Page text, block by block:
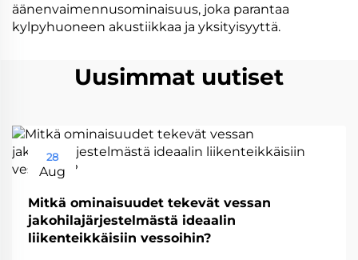
äänenvaimennusominaisuus, joka parantaa
kylpyhuoneen akustiikkaa ja yksityisyyttä.
Uusimmat uutiset
28
Aug
Mitkä ominaisuudet tekevät vessan
jakohilajärjestelmästä ideaalin
liikenteikkäisiin vessoihin?